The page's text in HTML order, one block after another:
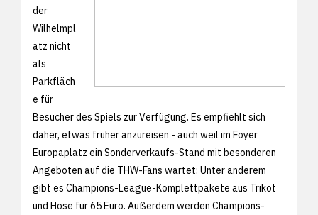
der
Wilhelmpl
atz nicht
als
Parkfläch
e für
Besucher des Spiels zur Verfügung. Es empfiehlt sich
daher, etwas früher anzureisen - auch weil im Foyer
Europaplatz ein Sonderverkaufs-Stand mit besonderen
Angeboten auf die THW-Fans wartet: Unter anderem
gibt es Champions-League-Komplettpakete aus Trikot
und Hose für 65 Euro. Außerdem werden Champions-